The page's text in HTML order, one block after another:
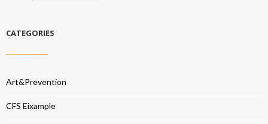
CATEGORIES
Art&Prevention
CFS Eixample